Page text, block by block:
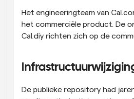
Het engineeringteam van
het commerciële product. De
Cal.diy richten zich op de
De publieke repository had